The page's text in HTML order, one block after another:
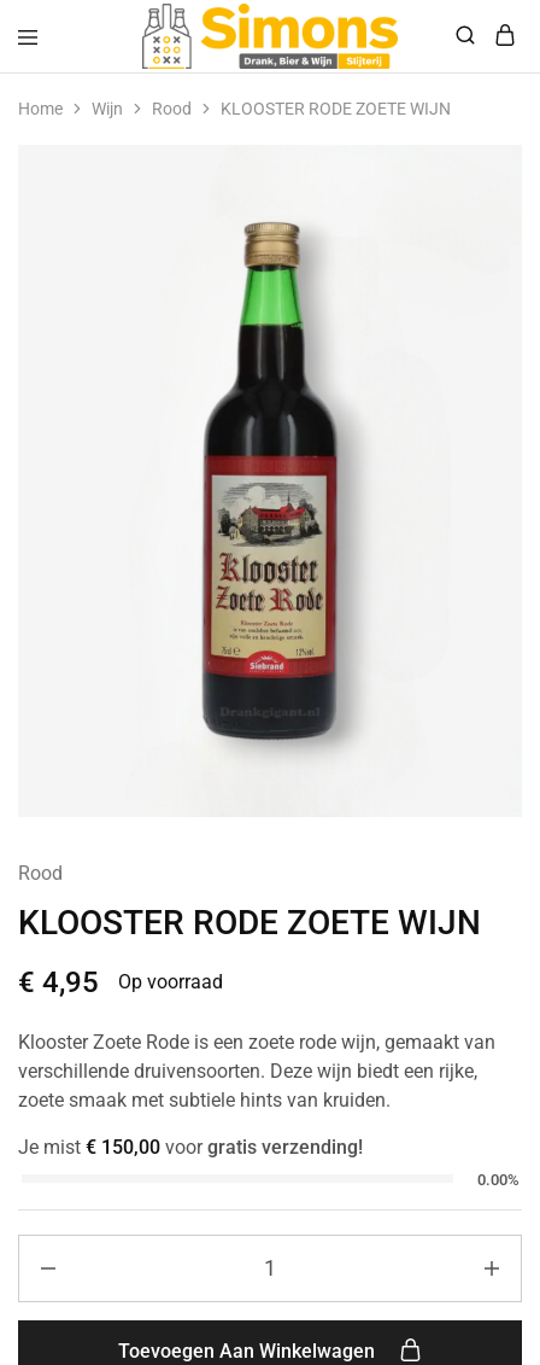
Simonsdrank.nl
Drank,
Bier
&
Home Wijn Rood KLOOSTER RODE ZOETE WIJN
Rood
KLOOSTER RODE ZOETE WIJN
€ 4,95 Op voorraad
Klooster Zoete Rode is een zoete rode wijn, gemaakt van
verschillende druivensoorten. Deze wijn biedt een rijke,
zoete smaak met subtiele hints van kruiden.
Je mist € 150,00 voorgratis verzending!
0.00%
Toevoegen Aan Winkelwagen